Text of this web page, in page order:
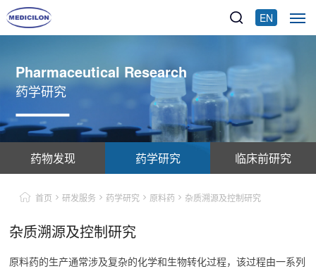
EN
Pharmaceutical Research
药学研究
药物发现 药学研究 临床前研究
首页 研发服务 药学研究 原料药 杂质溯源及控制研究
杂质溯源及控制研究
原料药的生产通常涉及复杂的化学和生物转化过程，该过程由一系列